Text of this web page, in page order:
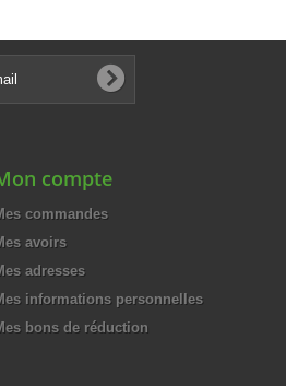
compte
commandes
avoirs
adresses
informations personnelles
bons de réduction